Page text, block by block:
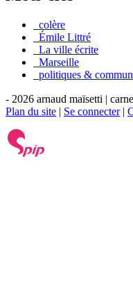
_colère
_Émile Littré
_La ville écrite
_Marseille
_politiques &
- 2026 arnaud maïsetti |
Plan du site | Se connecter|